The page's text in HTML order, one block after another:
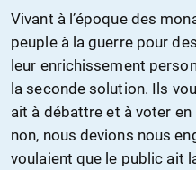
Vivant à l’époque des
peuple à la guerre pour
leur enrichissement
la seconde solution. Ils
ait à débattre et à voter
non, nous devions nous
voulaient que le public ait